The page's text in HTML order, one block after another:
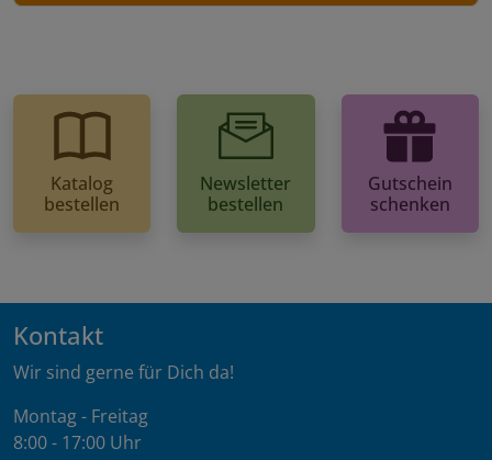
Katalog
bestellen
Newsletter
bestellen
Gutschein
schenken
Kontakt
Wir sind gerne für Dich da!
Montag - Freitag
8:00 - 17:00 Uhr